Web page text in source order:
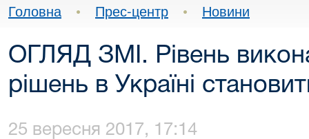
Головна • Прес-центр • Новини
ОГЛЯД ЗМІ. Рівень
рішень в Україні
25 вересня 2017, 17:14